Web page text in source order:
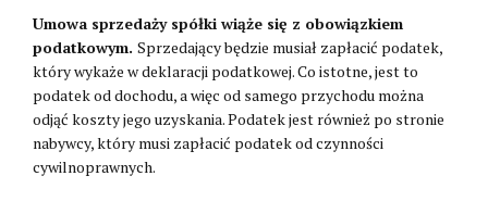
Umowa sprzedaży spółki wiąże się z obowiązkiem
podatkowym. Sprzedający będzie musiał zapłacić podatek,
który wykaże w deklaracji podatkowej. Co istotne, jest to
podatek od dochodu, a więc od samego przychodu można
odjąć koszty jego uzyskania. Podatek jest również po stronie
nabywcy, który musi zapłacić podatek od czynności
cywilnoprawnych.